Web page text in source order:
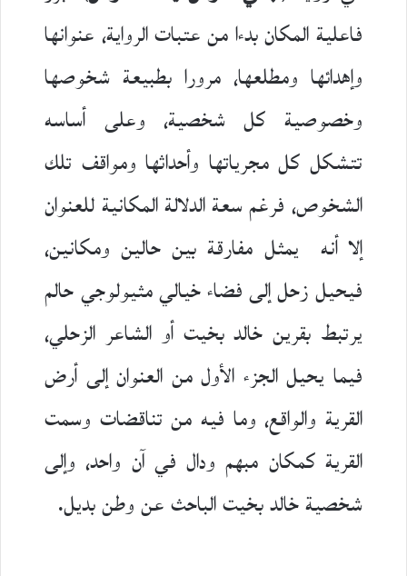
فاعلية المكان بدءا من عتبات الرواية، عنوانها
وإهدائها ومطلعها، مرورا بطبيعة شخوصها
وخصوصية كل شخصية، وعلى أساسه
تتشكل كل مجرياتها وأحداثها ومواقف تلك
الشخوص، فرغم سعة الدلالة المكانية للعنوان
إلا أنه يمثل مفارقة بين حالين ومكانين،
فيحيل زحل إلى فضاء خيالي مثيولوجي حالم
يرتبط بقرين خالد بخيت أو الشاعر الزحلي،
فيما يحيل الجزء الأول من العنوان إلى أرض
القرية والواقع، وما فيه من تناقضات وسمت
القرية كمكان مبهم ودال في آن واحد، وإلى
شخصية خالد بخيت الباحث عن وطن بديل.